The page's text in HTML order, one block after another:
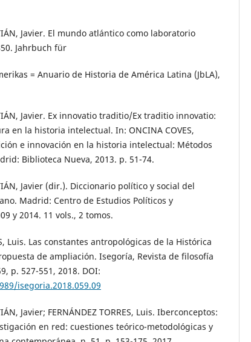
Javier. El mundo atlántico como laboratorio
Jahrbuch für
= Anuario de Historia de América Latina (JbLA),
Javier. Ex innovatio traditio/Ex traditio innovatio:
en la historia intelectual. In: ONCINA COVES,
e innovación en la historia intelectual: Métodos
Biblioteca Nueva, 2013. p. 51-74.
Javier (dir.). Diccionario político y social del
Madrid: Centro de Estudios Políticos y
y 2014. 11 vols., 2 tomos.
Luis. Las constantes antropológicas de la Histórica
de ampliación. Isegoría, Revista de filosofía
p. 527-551, 2018. DOI:
isegoria.2018.059.09
Javier; FERNÁNDEZ TORRES, Luis. Iberconceptos:
en red: cuestiones teórico-metodológicas y